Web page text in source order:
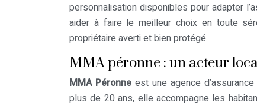
personnalisation disponibles pour adapter
aider à faire le meilleur choix en toute
propriétaire averti et bien protégé.
MMA péronne : un acteur
MMA Péronneest une agence
plus de 20 ans, elle accompagne les